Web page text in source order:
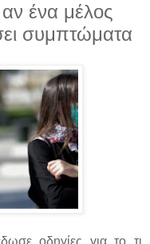
ένα μέλος
συμπτώματα
οδηγίες για το τι